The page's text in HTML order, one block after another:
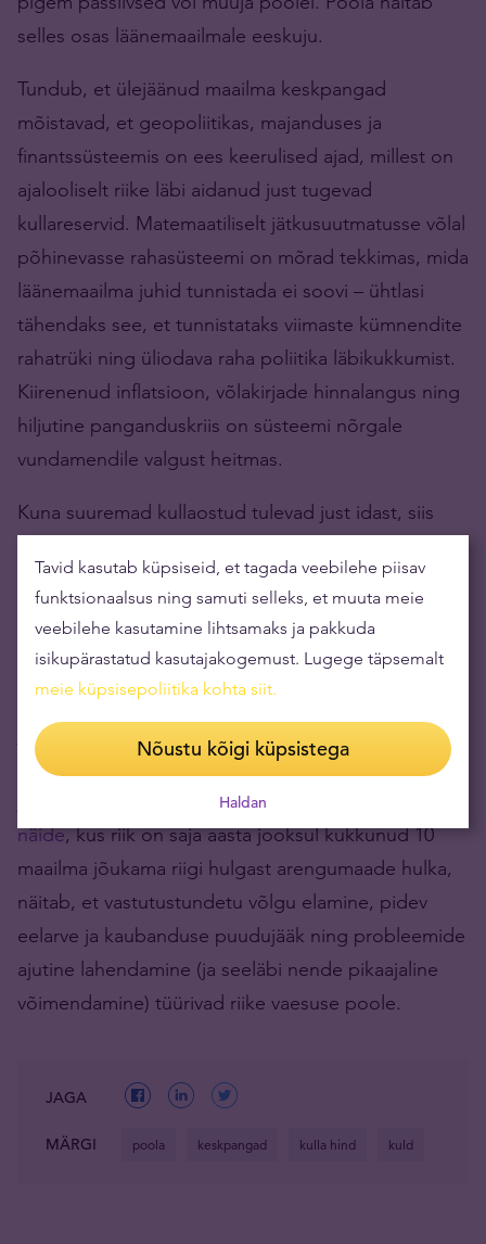
selles osas läänemaailmale eeskuju.
Tundub, et ülejäänud maailma keskpangad
mõistavad, et geopoliitikas, majanduses ja
finantssüsteemis on ees keerulised ajad, millest on
ajalooliselt riike läbi aidanud just tugevad
kullareservid. Matemaatiliselt jätkusuutmatusse võlal
põhinevasse rahasüsteemi on mõrad tekkimas, mida
läänemaailma juhid tunnistada ei soovi – ühtlasi
tähendaks see, et tunnistataks viimaste kümnendite
rahatrüki ning üliodava raha poliitika läbikukkumist.
Kiirenenud inflatsioon, võlakirjade hinnalangus ning
hiljutine panganduskriis on süsteemi nõrgale
vundamendile valgust heitmas.
Kuna suuremad kullaostud tulevad just idast, siis
muutumise järel liigub maailma majandusliku võimu
tasakaalupunkt aina kiiremini itta, eelkõige Hiina
poole.
Lääneriikides ollakse kõrge elatustaseme ja
jõukusega harjunud. See ei ole aga tingimata
midagi jäävat. Selle püsimine eeldab pikaajaliselt
jätkusuutlikke majanduspoliitilisi otsuseid.
näide, kus riik on saja aasta jooksul kukkunud 10
maailma jõukama riigi hulgast arengumaade hulka,
näitab, et vastutustundetu võlgu elamine, pidev
eelarve ja kaubanduse puudujääk ning probleemide
ajutine lahendamine (ja seeläbi nende pikaajaline
võimendamine) tüürivad riike vaesuse poole.
JAGA
MÄRGI poola keskpangad kulla hind kuld
Tavid kasutab küpsiseid, et tagada veebilehe piisav
funktsionaalsus ning samuti selleks, et muuta meie
veebilehe kasutamine lihtsamaks ja pakkuda
isikupärastatud kasutajakogemust. Lugege täpsemalt
meie küpsisepoliitika kohta siit.
Nõustu kõigi küpsistega
Haldan